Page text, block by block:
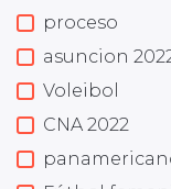
proceso
asuncion
Voleibol
CNA 2022